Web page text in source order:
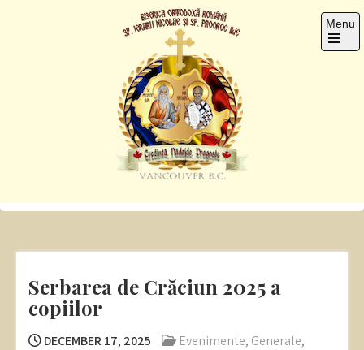
Sf. Ier. Nicolae si Pro.
Menu
Open
Serbarea de Crăciun 2025 a
copiilor
DECEMBER 17, 2025 Evenimente, Generale,